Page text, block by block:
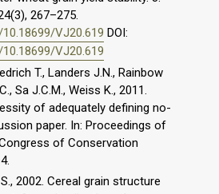
267–275.
VJ20.619 DOI:
VJ20.619
T., Landers J.N., Rainbow
Sa J.C.M., Weiss K., 2011.
of adequately defining no-
paper. In: Proceedings of
of Conservation
2002. Cereal grain structure